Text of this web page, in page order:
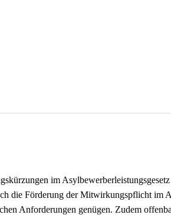
im
die Förderung der Mitwirkungspflicht im
Anforderungen genügen. Zudem